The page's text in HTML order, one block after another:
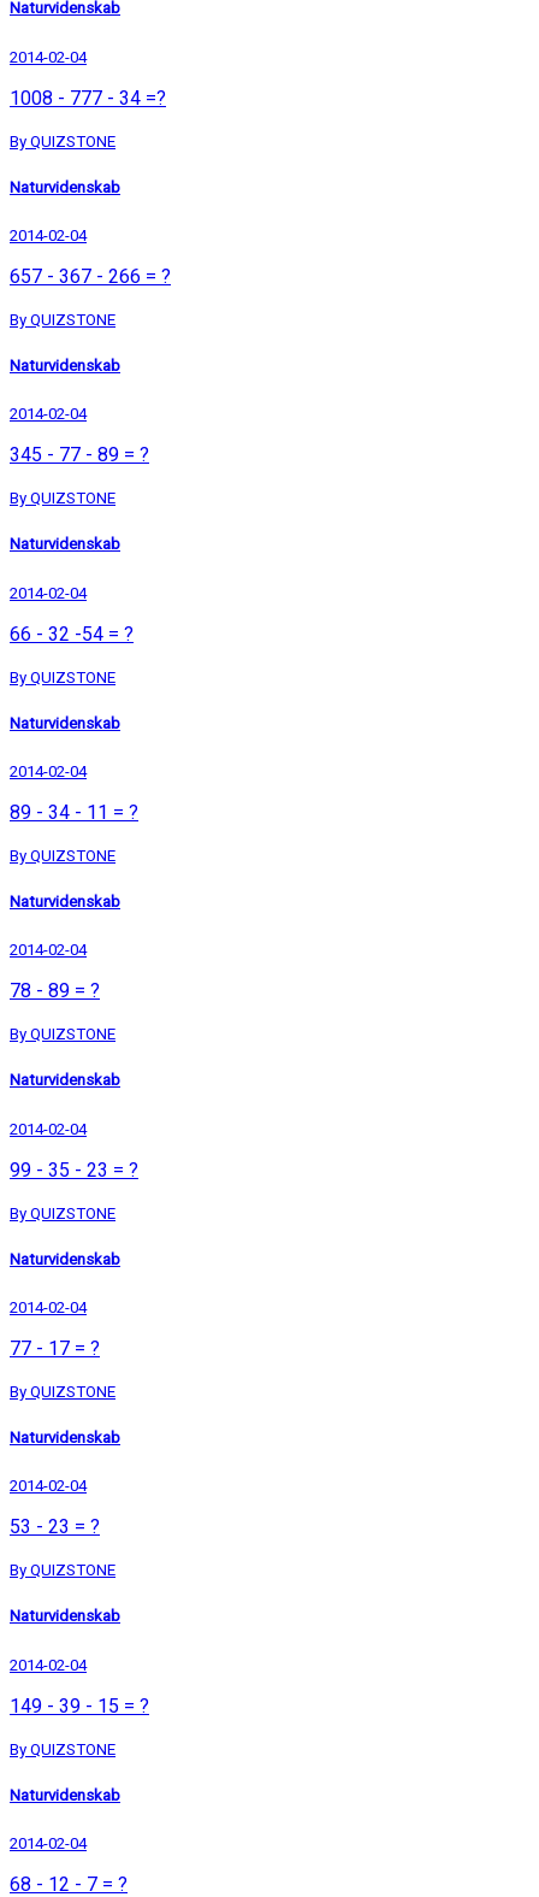
Naturvidenskab
2014-02-04
1008 - 777 - 34 =?
By QUIZSTONE
Naturvidenskab
2014-02-04
657 - 367 - 266 = ?
By QUIZSTONE
Naturvidenskab
2014-02-04
345 - 77 - 89 = ?
By QUIZSTONE
Naturvidenskab
2014-02-04
66 - 32 -54 = ?
By QUIZSTONE
Naturvidenskab
2014-02-04
89 - 34 - 11 = ?
By QUIZSTONE
Naturvidenskab
2014-02-04
78 - 89 = ?
By QUIZSTONE
Naturvidenskab
2014-02-04
99 - 35 - 23 = ?
By QUIZSTONE
Naturvidenskab
2014-02-04
77 - 17 = ?
By QUIZSTONE
Naturvidenskab
2014-02-04
53 - 23 = ?
By QUIZSTONE
Naturvidenskab
2014-02-04
149 - 39 - 15 = ?
By QUIZSTONE
Naturvidenskab
2014-02-04
68 - 12 - 7 = ?